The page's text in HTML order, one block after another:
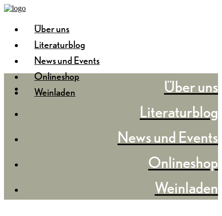
Über uns
Literaturblog
News und Events
Onlineshop
Weinladen
Über uns
Literaturblog
News und Events
Onlineshop
Weinladen